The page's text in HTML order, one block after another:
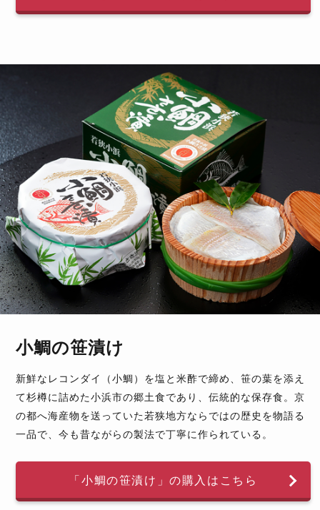
小鯛の笹漬け
新鮮なレコンダイ（小鯛）を塩と米酢で締め、笹の葉を添え
て杉樽に詰めた小浜市の郷土食であり、伝統的な保存食。京
の都へ海産物を送っていた若狭地方ならではの歴史を物語る
一品で、今も昔ながらの製法で丁寧に作られている。
「小鯛の笹漬け」の購入はこちら